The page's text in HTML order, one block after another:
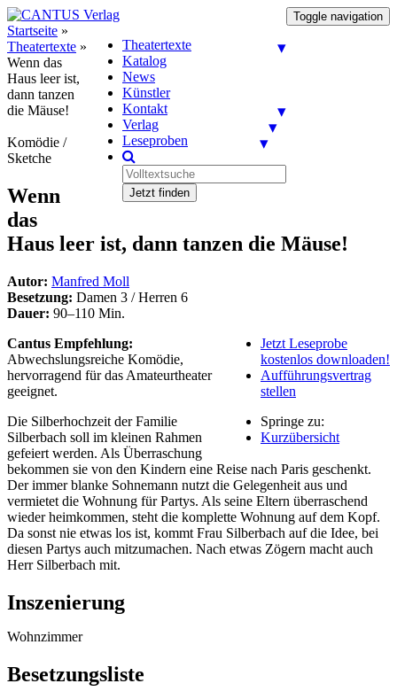
Toggle navigation
Theatertexte
Katalog
News
Künstler
Kontakt
Verlag
Leseproben
Jetzt finden
Startseite »
Theatertexte »
Wenn das
Haus leer ist,
dann tanzen
die Mäuse!
Komödie /
Sketche
Wenn
das
Haus leer ist, dann tanzen die Mäuse!
Autor: Manfred Moll
Besetzung: Damen 3 / Herren 6
Dauer: 90–110 Min.
Jetzt Leseprobe
kostenlos downloaden!
Aufführungsvertrag
stellen
Springe zu:
Kurzübersicht
Cantus Empfehlung:
Abwechslungsreiche Komödie,
hervorragend für das Amateurtheater
geeignet.
Die Silberhochzeit der Familie
Silberbach soll im kleinen Rahmen
gefeiert werden. Als Überraschung
bekommen sie von den Kindern eine Reise nach Paris geschenkt.
Der immer blanke Sohnemann nutzt die Gelegenheit aus und
vermietet die Wohnung für Partys. Als seine Eltern überraschend
wieder heimkommen, steht die komplette Wohnung auf dem Kopf.
Da sonst nie etwas los ist, kommt Frau Silberbach auf die Idee, bei
diesen Partys auch mitzumachen. Nach etwas Zögern macht auch
Herr Silberbach mit.
Inszenierung
Wohnzimmer
Besetzungsliste